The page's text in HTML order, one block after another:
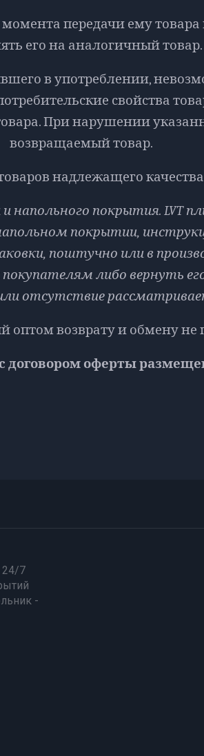
передачи ему
его на аналогичный товар.
в употреблении,
свойства
При нарушении
возвращаемый товар.
надлежащего
покрытия. LVT
покрытии,
поштучно или в
либо вернуть
отсутствие
оптом возврату и обмену не
договором оферты
24/7
-